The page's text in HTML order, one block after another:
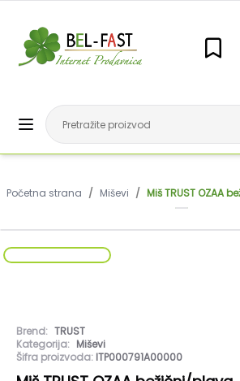
Početna strana / Miševi / Miš TRUST OZAA
Brend: TRUST
Kategorija: Miševi
Šifra proizvoda: ITP000791A00000